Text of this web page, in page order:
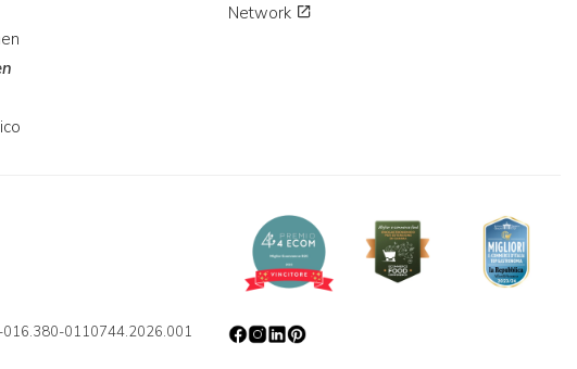
Network
016.380-0110744.2026.001